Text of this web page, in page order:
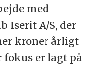
med
Iserit A/S, der
kroner årligt
er lagt på